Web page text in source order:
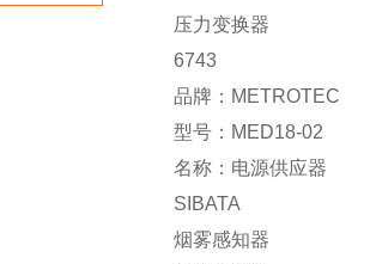
压力变换器
6743
品牌：METROTEC
型号：MED18-02
名称：电源供应器
SIBATA
烟雾感知器